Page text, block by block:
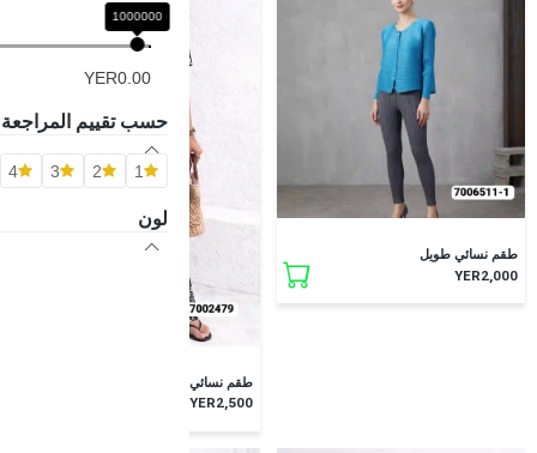
1000000
YER0.00
حسب تقييم المراجعة
1
2
3
4
لون
طقم نسائي طويل
YER2,000
طقم نسائي طويل
YER2,500